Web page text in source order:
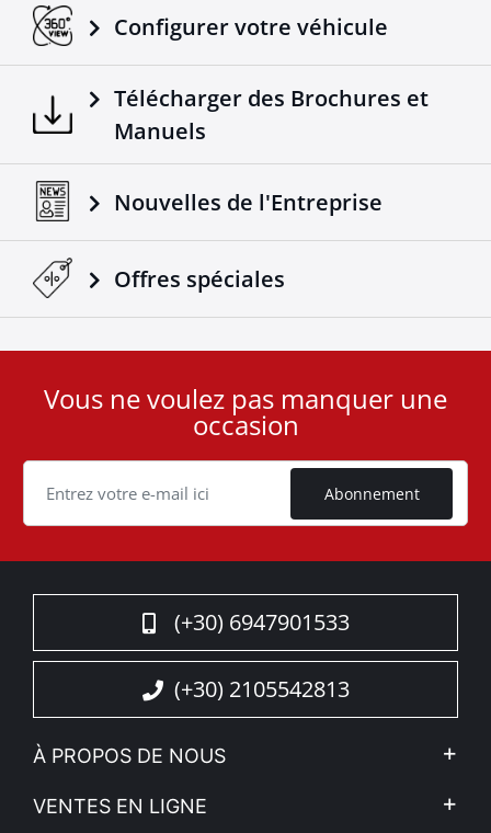
Configurer votre véhicule
Télécharger des Brochures et
Manuels
Nouvelles de l'Entreprise
Offres spéciales
User
Cookie
Vous ne voulez pas manquer une
occasion
Abonnement
(+30) 6947901533
(+30) 2105542813
À PROPOS DE NOUS
L'entreprise
VENTES EN LIGNE